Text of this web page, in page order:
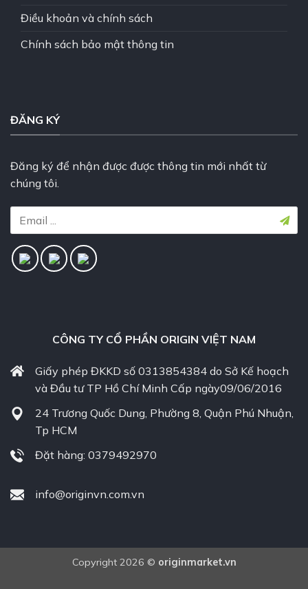
Điều khoản và chính sách
Chính sách bảo mật thông tin
ĐĂNG KÝ
Đăng ký để nhận được được thông tin mới nhất từ
chúng tôi.
CÔNG TY CỔ PHẦN ORIGIN VIỆT NAM
Giấy phép ĐKKD số 0313854384 do Sở Kế hoạch
và Đầu tư TP Hồ Chí Minh Cấp ngày09/06/2016
24 Trương Quốc Dung, Phường 8, Quận Phú Nhuận,
Tp HCM
Đặt hàng: 0379492970
info@originvn.com.vn
Copyright 2026 © originmarket.vn